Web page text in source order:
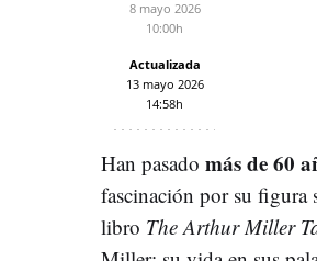
8 mayo 2026
10:00h
Actualizada
13 mayo 2026
14:58h
Han pasado más de 60
fascinación por su figura
libro The Arthur Miller